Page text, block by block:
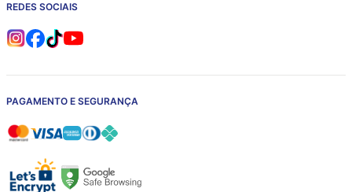
REDES SOCIAIS
PAGAMENTO E SEGURANÇA